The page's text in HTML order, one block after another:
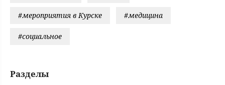
#мероприятия в Курске #медицина
#социальное
Разделы